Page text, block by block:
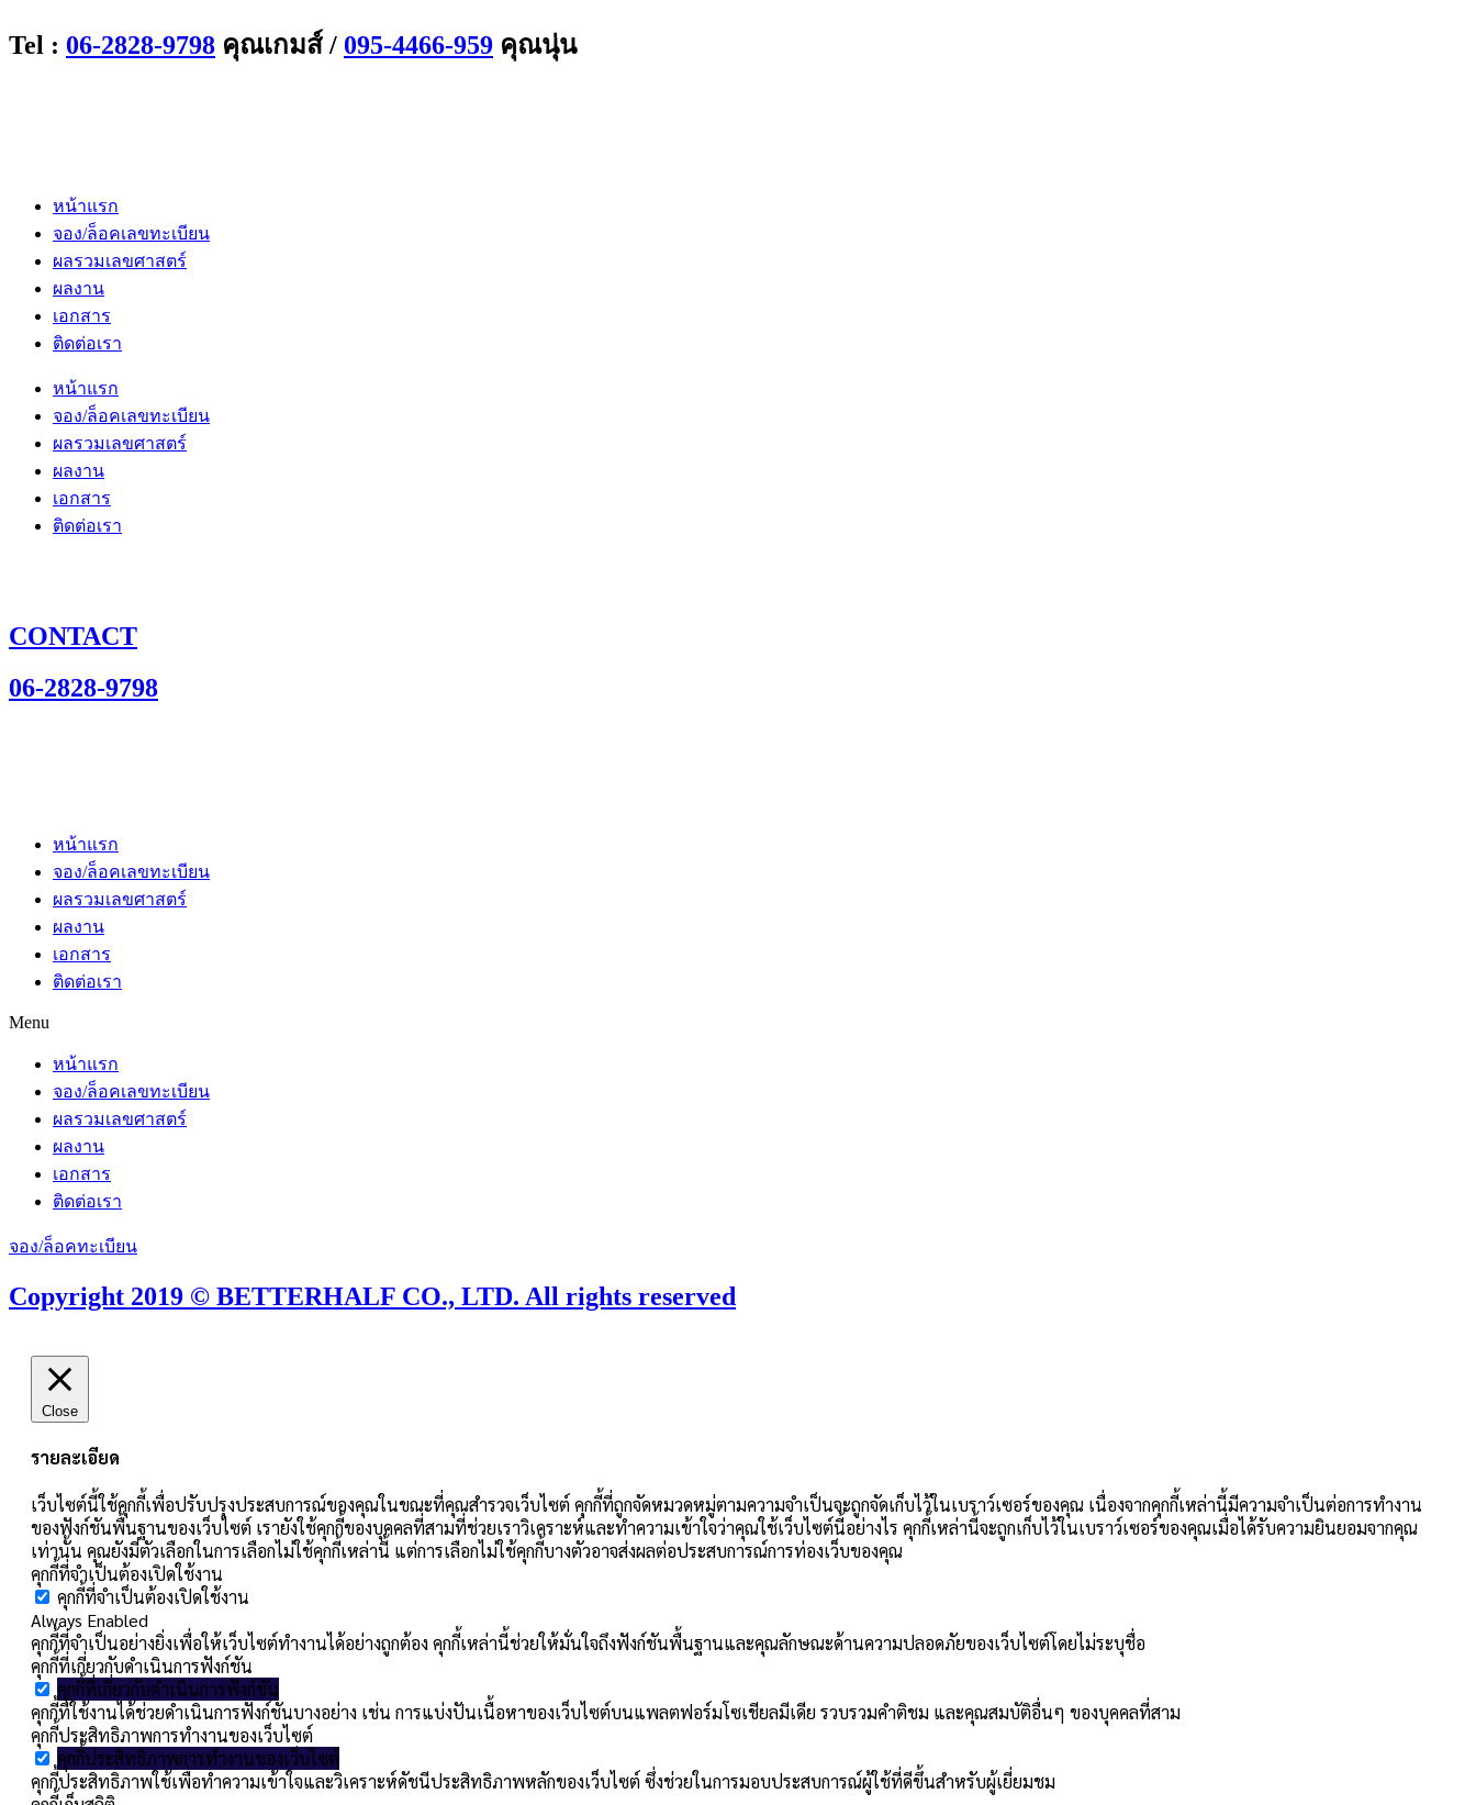
Tel : 06-2828-9798 คุณเกมส์ / 095-4466-959 คุณนุ่น
หน้าแรก
จอง/ล็อคเลขทะเบียน
ผลรวมเลขศาสตร์
ผลงาน
เอกสาร
ติดต่อเรา
หน้าแรก
จอง/ล็อคเลขทะเบียน
ผลรวมเลขศาสตร์
ผลงาน
เอกสาร
ติดต่อเรา
CONTACT
06-2828-9798
หน้าแรก
จอง/ล็อคเลขทะเบียน
ผลรวมเลขศาสตร์
ผลงาน
เอกสาร
ติดต่อเรา
Menu
หน้าแรก
จอง/ล็อคเลขทะเบียน
ผลรวมเลขศาสตร์
ผลงาน
เอกสาร
ติดต่อเรา
จอง/ล็อคทะเบียน
Copyright 2019 © BETTERHALF CO., LTD. All rights reserved
Close
รายละเอียด
เว็บไซต์นี้ใช้คุกกี้เพื่อปรับปรุงประสบการณ์ของคุณในขณะที่คุณสำรวจเว็บไซต์ คุกกี้ที่ถูกจัดหมวดหมู่ตามความจำเป็นจะถูกจัดเก็บไว้ในเบราว์เซอร์ของคุณ เนื่องจากคุกกี้เหล่านี้มีความจำเป็นต่อการทำงาน
ของฟังก์ชันพื้นฐานของเว็บไซต์ เรายังใช้คุกกี้ของบุคคลที่สามที่ช่วยเราวิเคราะห์และทำความเข้าใจว่าคุณใช้เว็บไซต์นี้อย่างไร คุกกี้เหล่านี้จะถูกเก็บไว้ในเบราว์เซอร์ของคุณเมื่อได้รับความยินยอมจากคุณ
เท่านั้น คุณยังมีตัวเลือกในการเลือกไม่ใช้คุกกี้เหล่านี้ แต่การเลือกไม่ใช้คุกกี้บางตัวอาจส่งผลต่อประสบการณ์การท่องเว็บของคุณ
คุกกี้ที่จำเป็นต้องเปิดใช้งาน
คุกกี้ที่จำเป็นต้องเปิดใช้งาน
Always Enabled
คุกกี้ที่จำเป็นอย่างยิ่งเพื่อให้เว็บไซต์ทำงานได้อย่างถูกต้อง คุกกี้เหล่านี้ช่วยให้มั่นใจถึงฟังก์ชันพื้นฐานและคุณลักษณะด้านความปลอดภัยของเว็บไซต์โดยไม่ระบุชื่อ
คุกกี้ที่เกี่ยวกับดำเนินการฟังก์ชัน
คุกกี้ที่เกี่ยวกับดำเนินการฟังก์ชัน
คุกกี้ที่ใช้งานได้ช่วยดำเนินการฟังก์ชันบางอย่าง เช่น การแบ่งปันเนื้อหาของเว็บไซต์บนแพลตฟอร์มโซเชียลมีเดีย รวบรวมคำติชม และคุณสมบัติอื่นๆ ของบุคคลที่สาม
คุกกี้ประสิทธิภาพการทำงานของเว็บไซต์
คุกกี้ประสิทธิภาพการทำงานของเว็บไซต์
คุกกี้ประสิทธิภาพใช้เพื่อทำความเข้าใจและวิเคราะห์ดัชนีประสิทธิภาพหลักของเว็บไซต์ ซึ่งช่วยในการมอบประสบการณ์ผู้ใช้ที่ดีขึ้นสำหรับผู้เยี่ยมชม